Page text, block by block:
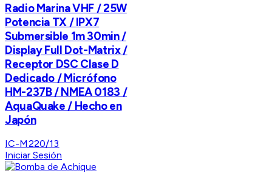
Radio Marina VHF / 25W
Potencia TX / IPX7
Submersible 1m 30min /
Display Full Dot-Matrix /
Receptor DSC Clase D
Dedicado / Micrófono
HM-237B / NMEA 0183 /
AquaQuake / Hecho en
Japón
IC-M220/13
Iniciar Sesión